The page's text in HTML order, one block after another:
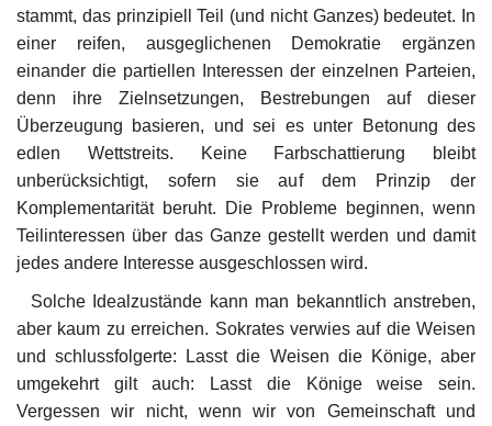
stammt, das prinzipiell Teil (und nicht Ganzes) bedeutet. In
einer reifen, ausgeglichenen Demokratie ergänzen
einander die partiellen Interessen der einzelnen Parteien,
denn ihre Zielnsetzungen, Bestrebungen auf dieser
Überzeugung basieren, und sei es unter Betonung des
edlen Wettstreits. Keine Farbschattierung bleibt
unberücksichtigt, sofern sie auf dem Prinzip der
Komplementarität beruht. Die Probleme beginnen, wenn
Teilinteressen über das Ganze gestellt werden und damit
jedes andere Interesse ausgeschlossen wird.
Solche Idealzustände kann man bekanntlich anstreben,
aber kaum zu erreichen. Sokrates verwies auf die Weisen
und schlussfolgerte: Lasst die Weisen die Könige, aber
umgekehrt gilt auch: Lasst die Könige weise sein.
Vergessen wir nicht, wenn wir von Gemeinschaft und